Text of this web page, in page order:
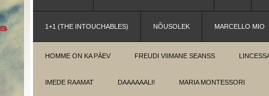
1+1 (THE INTOUCHABLES) NÕUSOLEK MARCELLO MIO
HOMME ON KA PÄEV FREUDI VIIMANE SEANSS
IMEDE RAAMAT DAAAAAALI! MARIA MONTESSORI